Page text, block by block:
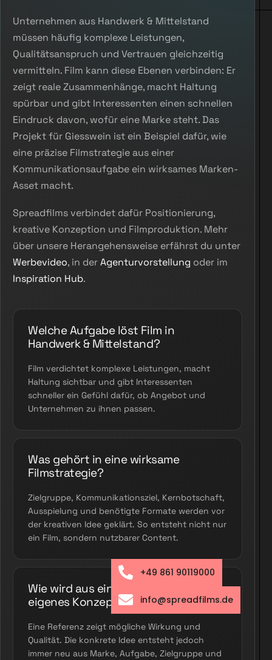
Unternehmen aus Handwerk & Mittelstand
müssen häufig komplexe Leistungen,
Qualitätsanspruch und Vertrauen gleichzeitig
vermitteln. Film kann diese Ebenen verbinden: Er
zeigt reale Zusammenhänge, macht Haltung
spürbar und gibt Interessenten einen schnellen
Eindruck davon, wofür eine Marke steht. Das
Projekt für Giesswein ist ein Beispiel dafür, wie
eine präzise Filmstrategie aus einer
Kommunikationsaufgabe ein wirksames Marken-
Asset macht.
Spreadfilms verbindet dafür Positionierung,
kreative Konzeption und Filmproduktion. Mehr
über unsere Herangehensweise erfährst du unter
Werbevideo, in derAgenturvorstellung oder im
Inspiration Hub.
Welche Aufgabe löst Film in
Handwerk & Mittelstand?
Film verdichtet komplexe Leistungen, macht
Haltung sichtbar und gibt Interessenten
schneller ein Gefühl dafür, ob Angebot und
Unternehmen zu ihnen passen.
Was gehört in eine wirksame
Filmstrategie?
Zielgruppe, Kommunikationsziel, Kernbotschaft,
Ausspielung und benötigte Formate werden vor
der kreativen Idee geklärt. So entsteht nicht nur
ein Film, sondern nutzbarer Content.
Wie wird aus einer Referenz ein
eigenes Konzept?
Eine Referenz zeigt mögliche Wirkung und
Qualität. Die konkrete Idee entsteht jedoch
immer neu aus Marke, Aufgabe, Zielgruppe und
+49 861 90119000
info@spreadfilms.de